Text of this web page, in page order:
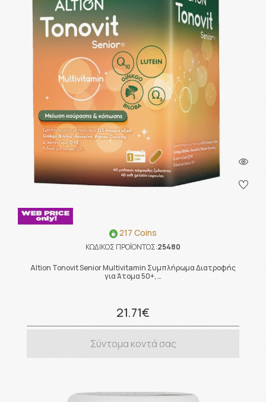
217 Coins
ΚΩΔΙΚΟΣ ΠΡΟΪΟΝΤΟΣ:25480
Altion Tonovit Senior Multivitamin Συμπλήρωμα Διατροφής
για Άτομα 50+, …
21.71€
Σύντομα κοντά σας